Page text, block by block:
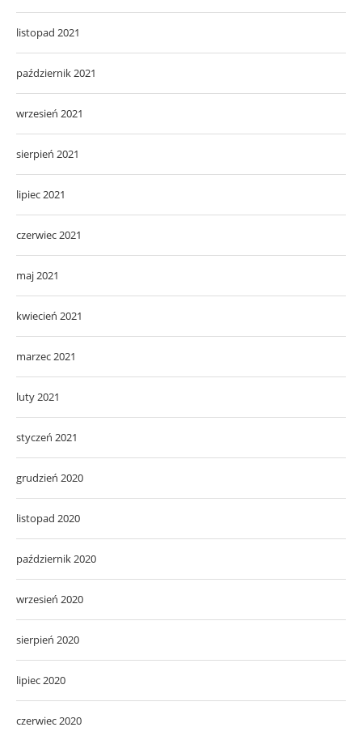
listopad 2021
październik 2021
wrzesień 2021
sierpień 2021
lipiec 2021
czerwiec 2021
maj 2021
kwiecień 2021
marzec 2021
luty 2021
styczeń 2021
grudzień 2020
listopad 2020
październik 2020
wrzesień 2020
sierpień 2020
lipiec 2020
czerwiec 2020